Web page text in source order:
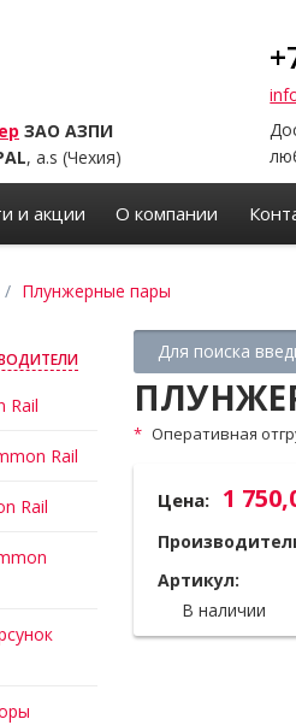
ЗАО АЗПИ
, a.s (Чехия)
и акции О компании
Плунжерные пары
Rail
Rail
Rail
Оперативная
Цена: 1
Артикул:
В наличии